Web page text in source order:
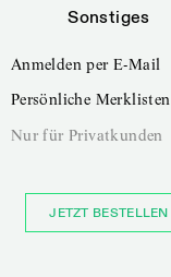
Sonstiges
Anmelden per E-Mail
Persönliche Merklisten
Nur für Privatkunden
JETZT BESTELLEN